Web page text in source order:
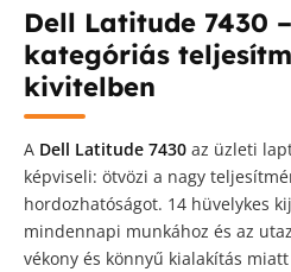
Dell Latitude 7430
kategóriás
kivitelben
A Dell Latitude 7430 az üzleti
képviseli: ötvözi a nagy
hordozhatóságot. 14 hüvelykes
mindennapi munkához és az
vékony és könnyű kialakítás